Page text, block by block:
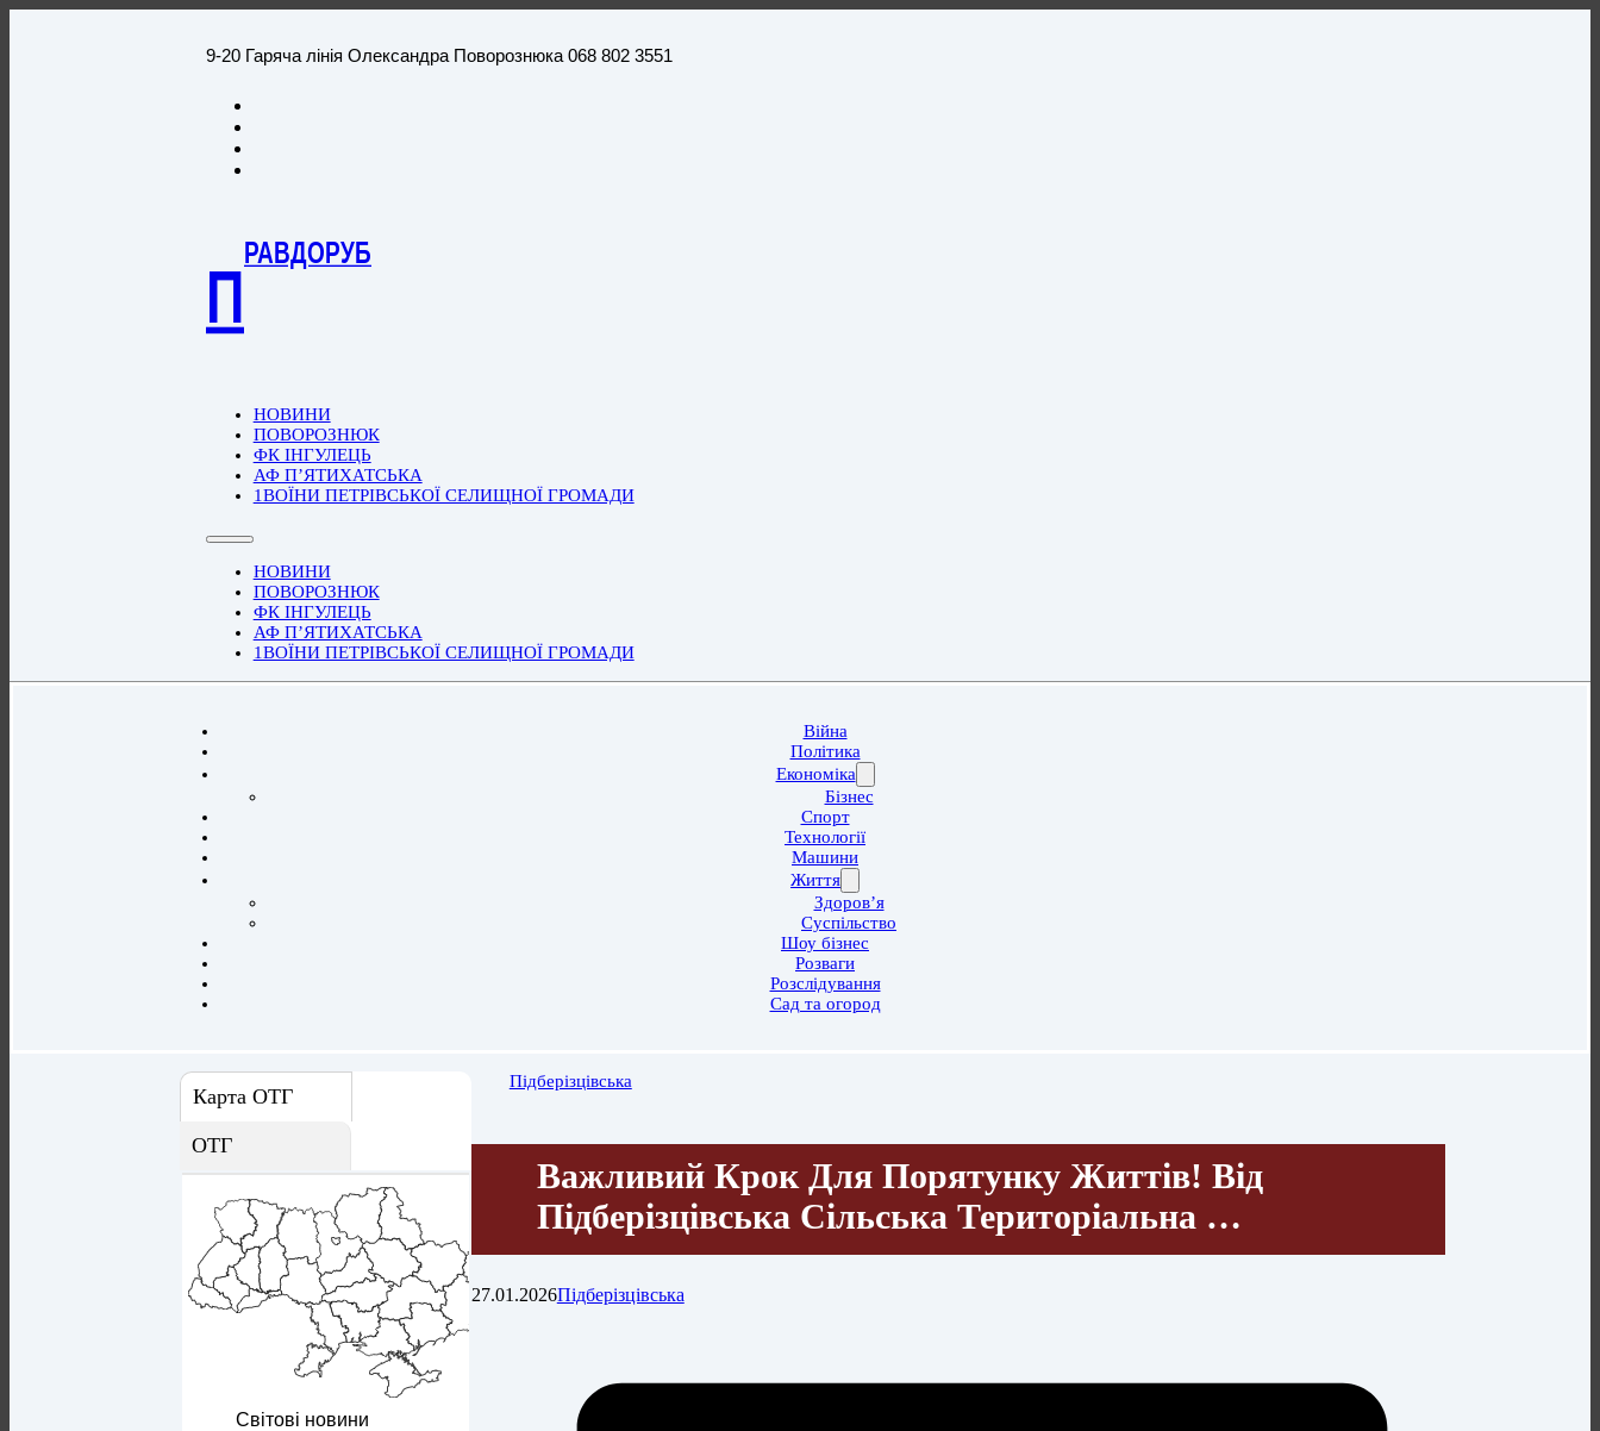
9-20 Гаряча лінія Олександра Поворознюка 068 802 3551
П
РАВДОРУБ
НОВИНИ
ПОВОРОЗНЮК
ФК ІНГУЛЕЦЬ
АФ П’ЯТИХАТСЬКА
1ВОЇНИ ПЕТРІВСЬКОЇ СЕЛИЩНОЇ ГРОМАДИ
НОВИНИ
ПОВОРОЗНЮК
ФК ІНГУЛЕЦЬ
АФ П’ЯТИХАТСЬКА
1ВОЇНИ ПЕТРІВСЬКОЇ СЕЛИЩНОЇ ГРОМАДИ
Війна
Політика
Економіка
Бізнес
Спорт
Технології
Машини
Життя
Здоров’я
Суспільство
Шоу бізнес
Розваги
Розслідування
Сад та огород
Карта ОТГ
ОТГ
Світові новини
Підберізцівська
Важливий Крок Для Порятунку Життів! Від
Підберізцівська Сільська Територіальна …
27.01.2026Підберізцівська